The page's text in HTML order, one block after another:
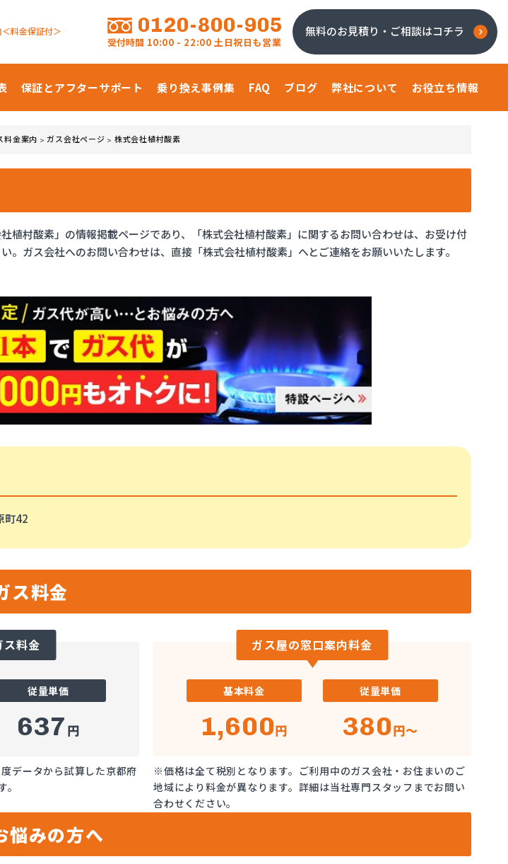
料金保証付＞ 0120-800-905
受付時間 10:00 - 22:00 土日祝日も営業
無料のお見積り・ご相談はコチラ
保証とアフターサポート 乗り換え事例集 FAQ ブログ 弊社について お役立ち情報
料金案内 >ガス会社ページ > 株式会社植村酸素
植村酸素」の情報掲載ページであり、「株式会社植村酸素」に関するお問い合わせは、お受け付
。ガス会社へのお問い合わせは、直接「株式会社植村酸素」へとご連絡をお願いいたします。
町42
ス料金
ス料金
従量単価
637 円
データから試算した京都府
ガス屋の窓口案内料金
基本料金
1,600円
従量単価
380円～
※価格は全て税別となります。ご利用中のガス会社・お住まいのご
地域により料金が異なります。詳細は当社専門スタッフまでお問い
合わせください。
悩みの方へ